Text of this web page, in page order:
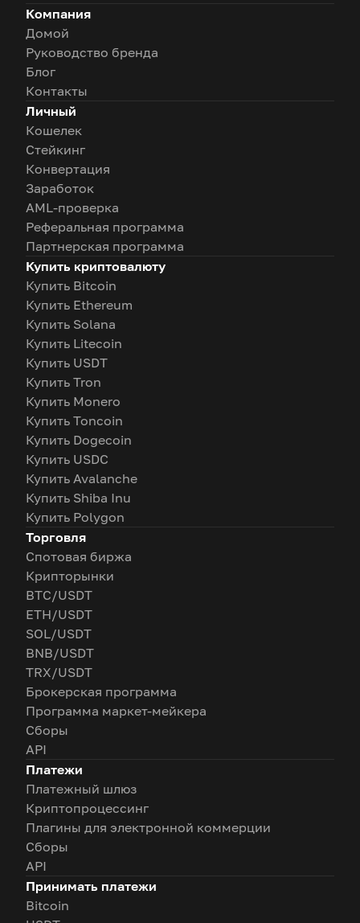
Компания
Домой
Руководство бренда
Блог
Контакты
Личный
Кошелек
Стейкинг
Конвертация
Заработок
AML-проверка
Реферальная программа
Партнерская программа
Купить криптовалюту
Купить Bitcoin
Купить Ethereum
Купить Solana
Купить Litecoin
Купить USDT
Купить Tron
Купить Monero
Купить Toncoin
Купить Dogecoin
Купить USDC
Купить Avalanche
Купить Shiba Inu
Купить Polygon
Торговля
Спотовая биржа
Крипторынки
BTC/USDT
ETH/USDT
SOL/USDT
BNB/USDT
TRX/USDT
Брокерская программа
Программа маркет-мейкера
Сборы
API
Платежи
Платежный шлюз
Криптопроцессинг
Плагины для электронной коммерции
Сборы
API
Принимать платежи
Bitcoin